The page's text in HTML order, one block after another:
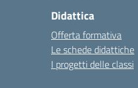
Didattica
Offerta formativa
Le schede didattiche
I progetti delle classi